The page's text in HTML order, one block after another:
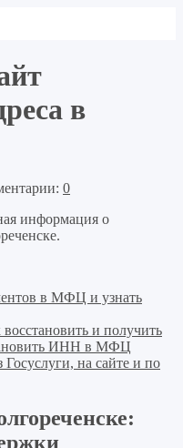
в
0
информация о
в МФЦ и узнать
и получить
ИНН в МФЦ
на сайте и по